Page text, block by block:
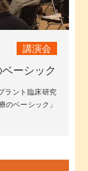
講演会
ーシック
ラント臨床研究
のベーシック」